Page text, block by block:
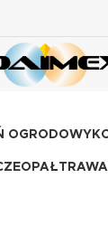
OGRODOWY
OPAŁTRAWA